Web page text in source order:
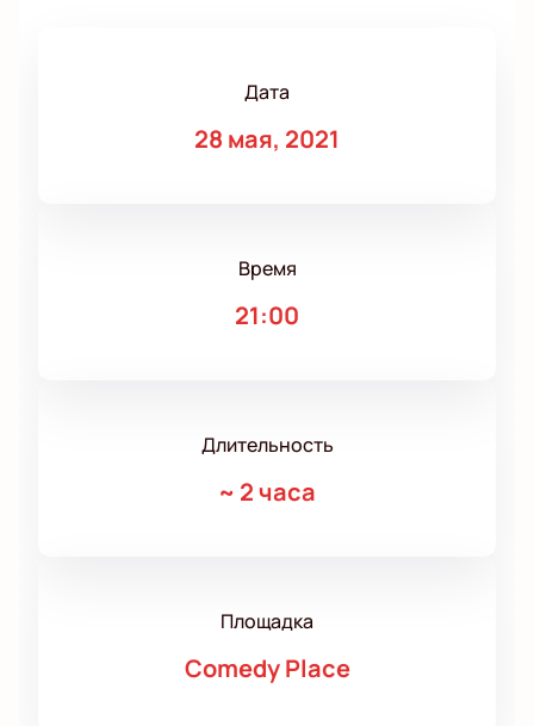
Дата
28 мая, 2021
Время
21:00
Длительность
~ 2 часа
Площадка
Comedy Place